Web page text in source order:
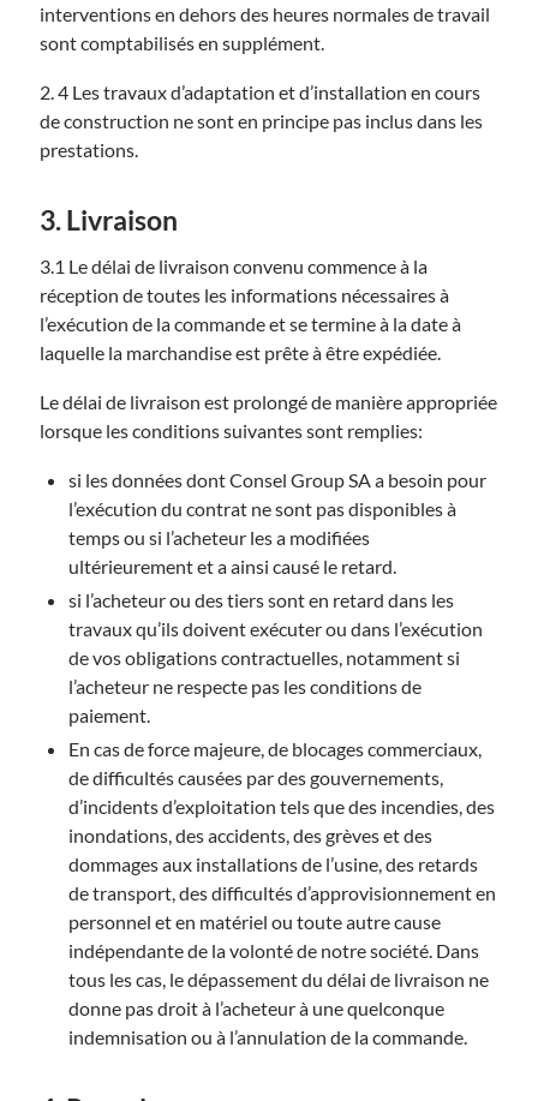
interventions en dehors des heures normales de travail
sont comptabilisés en supplément.
2. 4 Les travaux d’adaptation et d’installation en cours
de construction ne sont en principe pas inclus dans les
prestations.
3. Livraison
3.1 Le délai de livraison convenu commence à la
réception de toutes les informations nécessaires à
l’exécution de la commande et se termine à la date à
laquelle la marchandise est prête à être expédiée.
Le délai de livraison est prolongé de manière appropriée
lorsque les conditions suivantes sont remplies:
si les données dont Consel Group SA a besoin pour
l’exécution du contrat ne sont pas disponibles à
temps ou si l’acheteur les a modifiées
ultérieurement et a ainsi causé le retard.
si l’acheteur ou des tiers sont en retard dans les
travaux qu’ils doivent exécuter ou dans l’exécution
de vos obligations contractuelles, notamment si
l’acheteur ne respecte pas les conditions de
paiement.
En cas de force majeure, de blocages commerciaux,
de difficultés causées par des gouvernements,
d’incidents d’exploitation tels que des incendies, des
inondations, des accidents, des grèves et des
dommages aux installations de l’usine, des retards
de transport, des difficultés d’approvisionnement en
personnel et en matériel ou toute autre cause
indépendante de la volonté de notre société. Dans
tous les cas, le dépassement du délai de livraison ne
donne pas droit à l’acheteur à une quelconque
indemnisation ou à l’annulation de la commande.